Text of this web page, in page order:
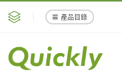
產品目錄